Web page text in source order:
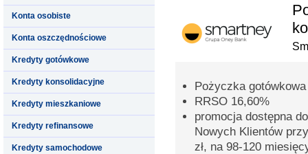
Konta osobiste
Konta oszczędnościowe
Kredyty gotówkowe
Kredyty konsolidacyjne
Kredyty mieszkaniowe
Kredyty refinansowe
Kredyty samochodowe
Pożyczka
RRSO 16,60%
promocja dostępna
Nowych Klientów
zł, na 98-120